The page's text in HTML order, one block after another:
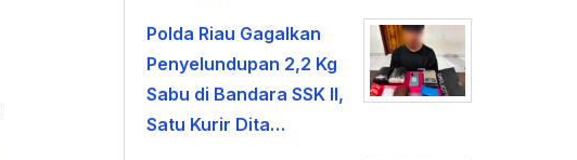
Polda Riau Gagalkan
Penyelundupan 2,2 Kg
Sabu di Bandara SSK II,
Satu Kurir Dita…